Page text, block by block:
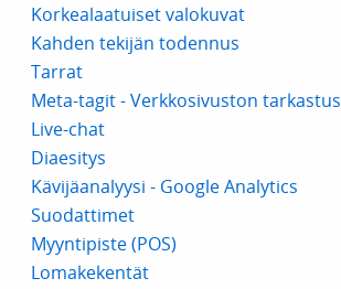
Korkealaatuiset valokuvat
Kahden tekijän todennus
Tarrat
Meta-tagit - Verkkosivuston tarkastus
Live-chat
Diaesitys
Kävijäanalyysi - Google Analytics
Suodattimet
Myyntipiste (POS)
Lomakekentät